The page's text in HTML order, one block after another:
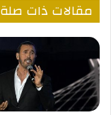
مقالات ذات صلة